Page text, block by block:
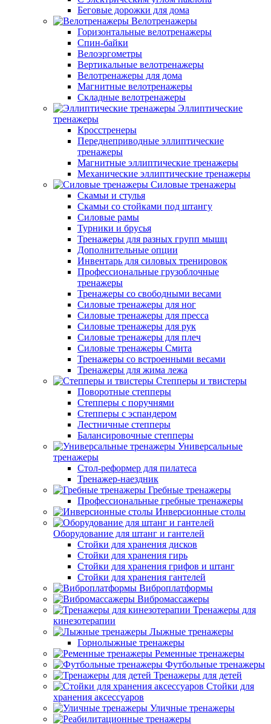
Беговые дорожки для дома
Велотренажеры
Горизонтальные велотренажеры
Спин-байки
Велоэргометры
Вертикальные велотренажеры
Велотренажеры для дома
Магнитные велотренажеры
Складные велотренажеры
Эллиптические
тренажеры
Кросстренеры
Переднеприводные эллиптические
тренажеры
Магнитные эллиптические тренажеры
Механические эллиптические тренажеры
Силовые тренажеры
Скамьи и стулья
Скамьи со стойками под штангу
Силовые рамы
Турники и брусья
Тренажеры для разных групп мышц
Дополнительные опции
Инвентарь для силовых тренировок
Профессиональные грузоблочные
тренажеры
Тренажеры со свободными весами
Силовые тренажеры для ног
Силовые тренажеры для пресса
Силовые тренажеры для рук
Силовые тренажеры для плеч
Силовые тренажеры Смита
Тренажеры со встроенными весами
Тренажеры для жима лежа
Степперы и твистеры
Поворотные степперы
Степперы с поручнями
Степперы с эспандером
Лестничные степперы
Балансировочные степперы
Универсальные
тренажеры
Стол-реформер для пилатеса
Тренажер-наездник
Гребные тренажеры
Профессиональные гребные тренажеры
Инверсионные столы
Оборудование для штанг и гантелей
Стойки для хранения дисков
Стойки для хранения гирь
Стойки для хранения грифов и штанг
Стойки для хранения гантелей
Виброплатформы
Вибромассажеры
Тренажеры для
кинезотерапии
Лыжные тренажеры
Горнолыжные тренажеры
Ременные тренажеры
Футбольные тренажеры
Тренажеры для детей
Стойки для
хранения аксессуаров
Уличные тренажеры